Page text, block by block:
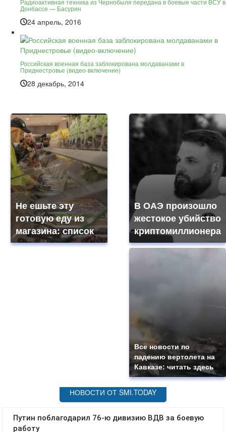
Радиоактивная техника из Чернобыля передана в боевые части ВСУ в
Донбассе — Басурин
24 апрель, 2016
Российская военная база заблокирована молдаванами в
Приднестровье (видео-включение)
28 декабрь, 2014
Не ешьте эту
готовую еду из
магазина: список
В ОАЭ произошло
жестокое убийство
криптомиллионера
Все новости по
падению вертолета на
Кавказе: читать здесь